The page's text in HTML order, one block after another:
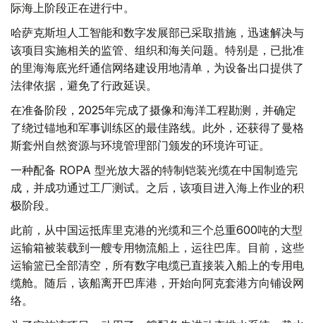
际海上阶段正在进行中。
哈萨克斯坦人工智能和数字发展部已采取措施，迅速解决与
该项目实施相关的监管、组织和海关问题。特别是，已批准
的里海海底光纤通信网络建设用地清单，为设备出口提供了
法律依据，避免了行政延误。
在准备阶段，2025年完成了摄像和海洋工程勘测，并确定
了绕过锚地和军事训练区的最佳路线。此外，还获得了曼格
斯套州自然资源与环境管理部门颁发的环境许可证。
一种配备 ROPA 型光放大器的特制铠装光缆在中国制造完
成，并成功通过工厂测试。之后，该项目进入海上作业的积
极阶段。
此前，从中国运抵库里克港的光缆和三个总重600吨的大型
运输箱被装载到一艘专用物流船上，运往巴库。目前，这些
运输篮已全部清空，所有数字电缆已直接装入船上的专用电
缆舱。随后，该船离开巴库港，开始向阿克套港方向铺设网
络。